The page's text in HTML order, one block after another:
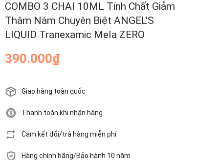
COMBO 3 CHAI 10ML Tinh Chất Giảm
Thâm Nám Chuyên Biệt ANGEL'S
LIQUID Tranexamic Mela ZERO
390.000₫
Giao hàng toàn quốc
Thanh toán khi nhận hàng
Cam kết đổi/trả hàng miễn phí
Hàng chính hãng/Bảo hành 10 năm